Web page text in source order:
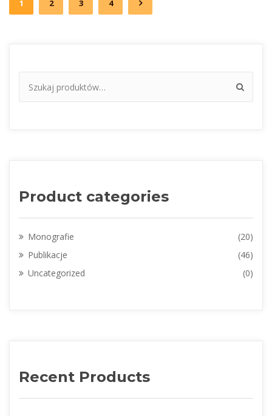
1 2 3 4
Product categorie
Monografie
(20)
Publikacje
(46)
Uncategorized
(0)
Recent Product